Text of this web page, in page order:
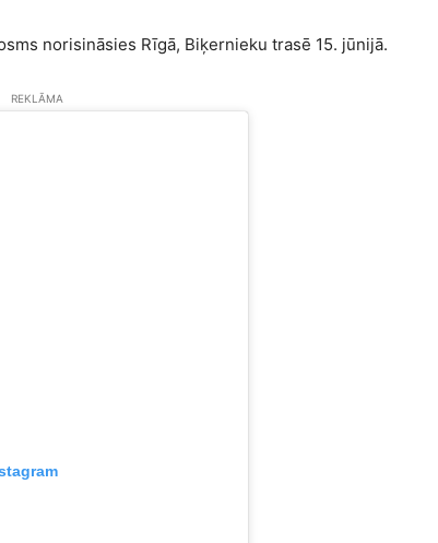
norisināsies Rīgā, Biķernieku trasē 15. jūnijā.
REKLĀMA